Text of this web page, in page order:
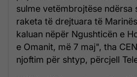
sulme vetëmbrojtëse ndërsa
raketa të drejtuara të
kaluan nëpër Ngushticën e
e Omanit, më 7 maj", tha
njoftim për shtyp, përcjell